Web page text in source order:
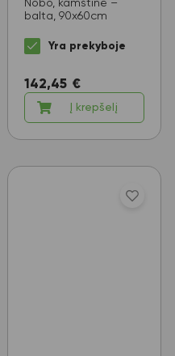
Nobo, kamštinė –
balta, 90x60cm
Yra prekyboje
142,45 €
Į krepšelį